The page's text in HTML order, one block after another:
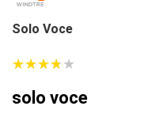
Solo Voce
★★★★★
★★★★★
solo voce